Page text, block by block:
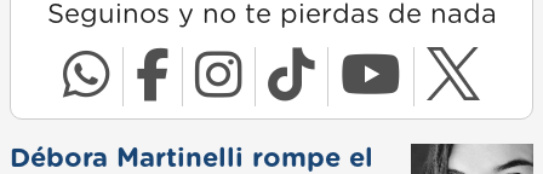
Seguinos y no te pierdas de nada
Débora Martinelli rompe el